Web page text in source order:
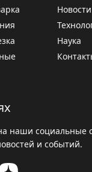
Новости
Наука
наши социальные
и событий.